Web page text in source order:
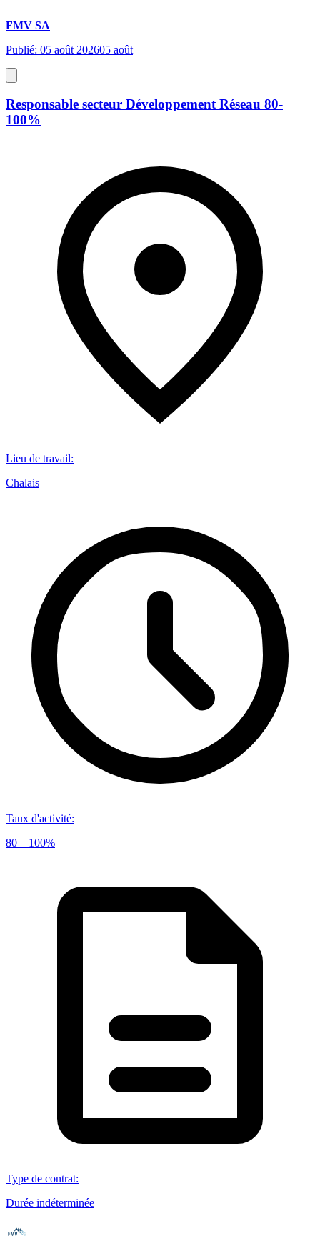
FMV SA
Publié: 05 août 202605 août
Responsable secteur Développement Réseau 80-
100%
Lieu de travail:
Chalais
Taux d'activité:
80 – 100%
Type de contrat:
Durée indéterminée